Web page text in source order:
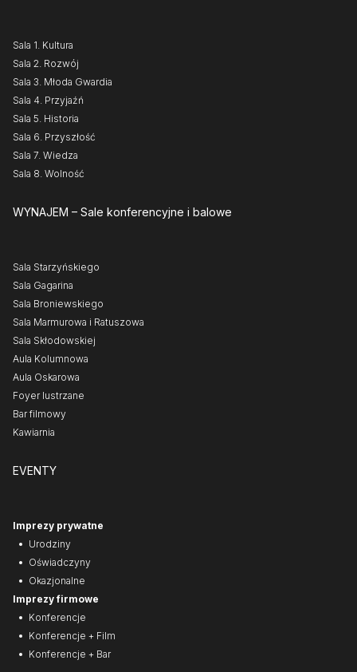
Sala 1. Kultura
Sala 2. Rozwój
Sala 3. Młoda Gwardia
Sala 4. Przyjaźń
Sala 5. Historia
Sala 6. Przyszłość
Sala 7. Wiedza
Sala 8. Wolność
WYNAJEM – Sale konferencyjne i balowe
Sala Starzyńskiego
Sala Gagarina
Sala Broniewskiego
Sala Marmurowa i Ratuszowa
Sala Skłodowskiej
Aula Kolumnowa
Aula Oskarowa
Foyer lustrzane
Bar filmowy
Kawiarnia
EVENTY
Imprezy prywatne
Urodziny
Oświadczyny
Okazjonalne
Imprezy firmowe
Konferencje
Konferencje + Film
Konferencje + Bar